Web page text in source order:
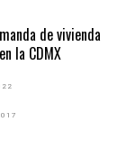
de vivienda
la CDMX